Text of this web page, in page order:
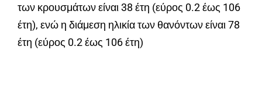
των κρουσμάτων είναι 38 έτη (εύρος 0.2 έως 106
έτη), ενώ η διάμεση ηλικία των θανόντων είναι 78
έτη (εύρος 0.2 έως 106 έτη)